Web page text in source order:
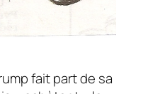
fait part de sa